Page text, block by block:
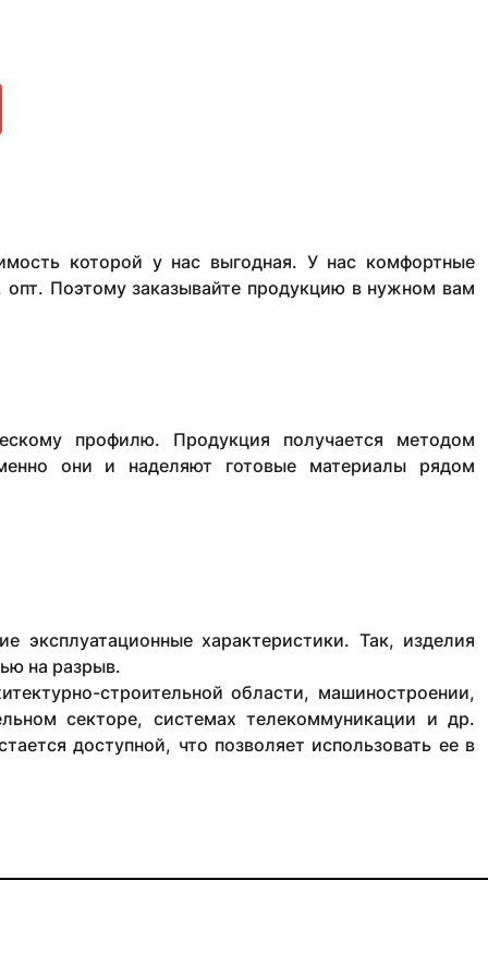
которой у нас выгодная. У нас комфортные
Поэтому заказывайте продукцию в нужном вам
профилю. Продукция получается методом
они и наделяют готовые материалы рядом
эксплуатационные характеристики. Так, изделия
на разрыв.
строительной области, машиностроении,
секторе, системах телекоммуникации и др.
доступной, что позволяет использовать ее в